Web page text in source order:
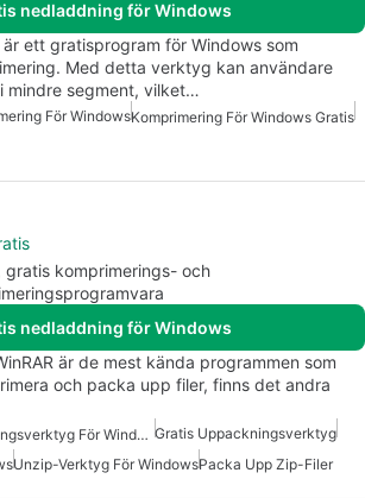
nedladdning för Windows
ett gratisprogram för Windows som
Med detta verktyg kan användare
mindre segment, vilket…
För WindowsKomprimering För Windows Gratis
gratis komprimerings- och
nedladdning för Windows
är de mest kända programmen som
och packa upp filer, finns det andra
Gratis Uppackningsverktyg För Windows Gratis Uppackningsverktyg
Unzip-Verktyg För WindowsPacka Upp Zip-Filer